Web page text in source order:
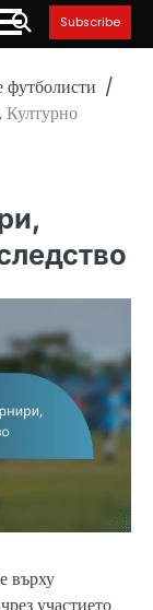
Subscribe
футболисти
върху